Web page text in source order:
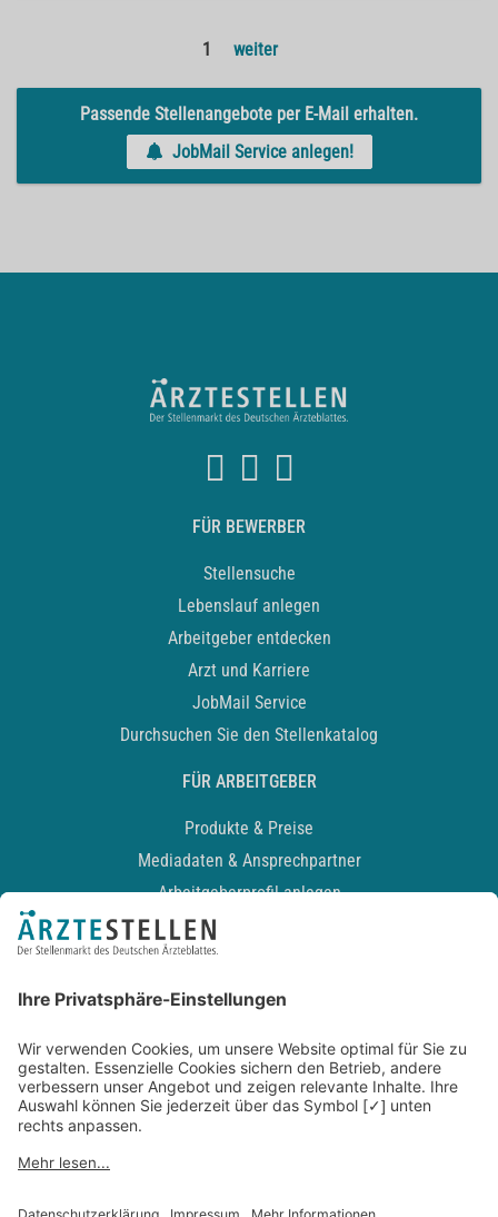
1 weiter
Passende Stellenangebote per E-Mail erhalten.
JobMail Service anlegen!
FÜR BEWERBER
Stellensuche
Lebenslauf anlegen
Arbeitgeber entdecken
Arzt und Karriere
JobMail Service
Durchsuchen Sie den Stellenkatalog
FÜR ARBEITGEBER
Produkte & Preise
Mediadaten & Ansprechpartner
Arbeitgeberprofil anlegen
Recruiting-Podcast
Kontakt
Datenschutz
Newsletter